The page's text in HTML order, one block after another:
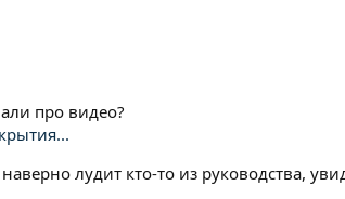
про видео?
лудит кто-то из руководства,